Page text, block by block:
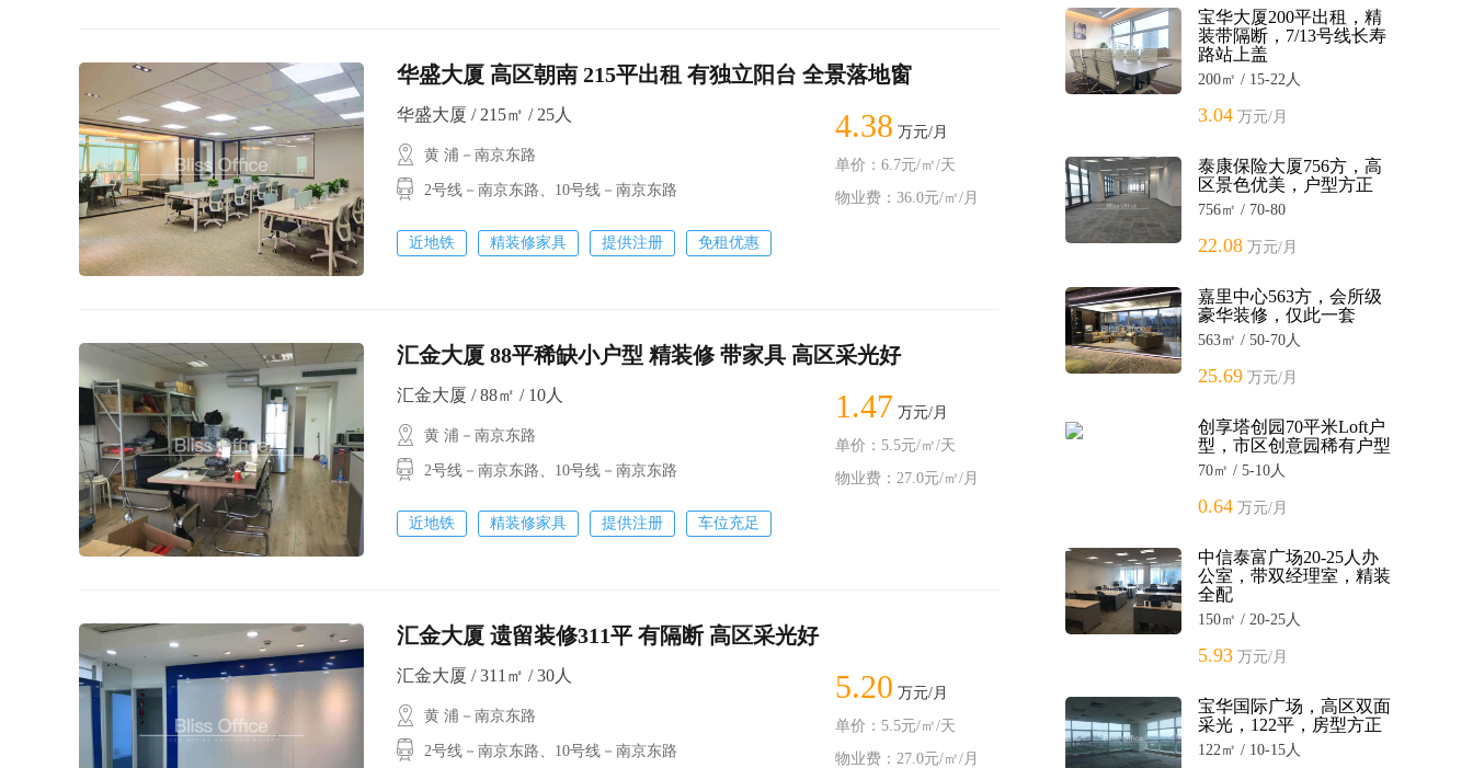
华盛大厦 高区朝南 215平出租 有独立阳台 全景落地窗
华盛大厦 / 215㎡ / 25人
黄 浦－南京东路
2号线－南京东路、10号线－南京东路
近地铁 精装修家具 提供注册 免租优惠
4.38 万元/月
单价：6.7元/㎡/天
物业费：36.0元/㎡/月
汇金大厦 88平稀缺小户型 精装修 带家具 高区采光好
汇金大厦 / 88㎡ / 10人
黄 浦－南京东路
2号线－南京东路、10号线－南京东路
近地铁 精装修家具 提供注册 车位充足
1.47 万元/月
单价：5.5元/㎡/天
物业费：27.0元/㎡/月
汇金大厦 遗留装修311平 有隔断 高区采光好
汇金大厦 / 311㎡ / 30人
黄 浦－南京东路
2号线－南京东路、10号线－南京东路
5.20 万元/月
单价：5.5元/㎡/天
物业费：27.0元/㎡/月
宝华大厦200平出租，精
装带隔断，7/13号线长寿
路站上盖
200㎡ / 15-22人
3.04 万元/月
泰康保险大厦756方，高
区景色优美，户型方正
756㎡ / 70-80
22.08 万元/月
嘉里中心563方，会所级
豪华装修，仅此一套
563㎡ / 50-70人
25.69 万元/月
创享塔创园70平米Loft户
型，市区创意园稀有户型
70㎡ / 5-10人
0.64 万元/月
中信泰富广场20-25人办
公室，带双经理室，精装
全配
150㎡ / 20-25人
5.93 万元/月
宝华国际广场，高区双面
采光，122平，房型方正
122㎡ / 10-15人